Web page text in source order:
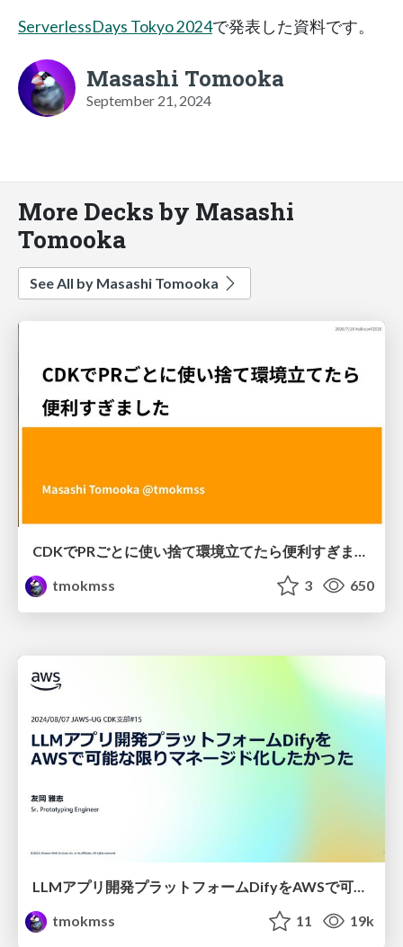
ServerlessDays Tokyo 2024で発表した資料です。
Masashi Tomooka
September 21, 2024
More Decks by Masashi
Tomooka
See All by Masashi Tomooka
CDKでPRごとに使い捨て環境立てたら便利すぎました
tmokmss
3 650
tmokmss
11 19k